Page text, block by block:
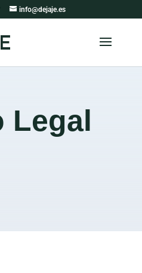
info@dejaje.es
Legal